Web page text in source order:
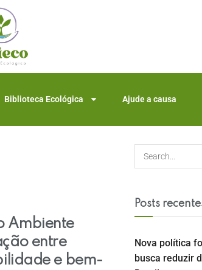
Biblioteca Ecológica Ajude a causa
Ambiente
entre
e bem-
Posts
Nova política
busca reduzir